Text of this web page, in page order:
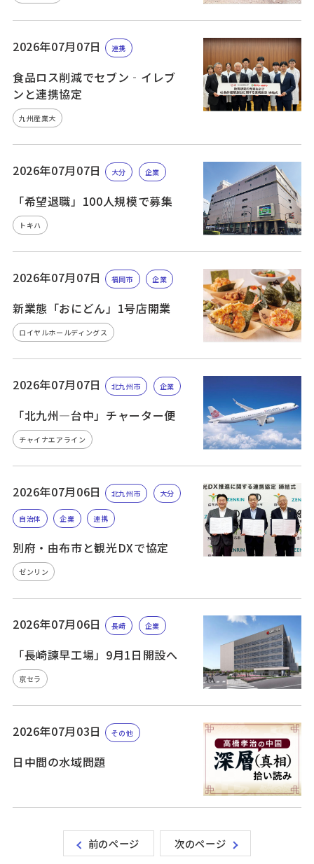
2026年07月07日 連携
食品ロス削減でセブン‐イレブ
ンと連携協定
九州産業大
2026年07月07日 大分 企業
「希望退職」100人規模で募集
トキハ
2026年07月07日 福岡市 企業
新業態「おにどん」1号店開業
ロイヤルホールディングス
2026年07月07日 北九州市 企業
「北九州—台中」チャーター便
チャイナエアライン
2026年07月06日 北九州市 大分
自治体 企業 連携
別府・由布市と観光DXで協定
ゼンリン
2026年07月06日 長崎 企業
「長崎諫早工場」9月1日開設へ
京セラ
2026年07月03日 その他
日中間の水域問題
前のページ 次のページ